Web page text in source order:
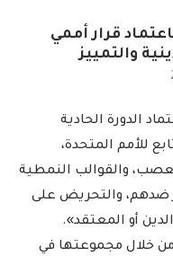
قرار أممي
والتمييز
الدورة الحادية
للأمم المتحدة،
والقوالب النمطية
ضدهم، والتحريض على
أو المعتقد».
من خلال مجموعتها في